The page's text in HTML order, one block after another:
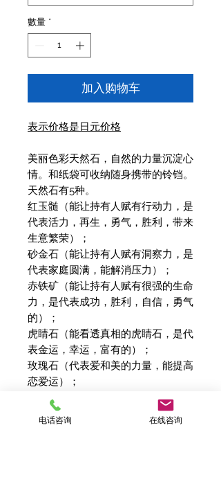
數量 *
加入购物车
表示价格是日元价格
美丽色彩天然石，自然的力量沉淀心
情。和纸袋可收纳随身携带的铃铛。
天然石有5种。
红玉髄（能让持有人赋有行动力，是
代表活力，再生，勇气，胜利，带来
生意繁荣）；
砂金石（能让持有人赋有洞察力，是
代表家庭圆满，能解消压力）；
赤铁矿（能让持有人赋有很强的生命
力，是代表成功，胜利，自信，勇气
的）；
虎睛石（能看透真相的虎睛石，是代
表金运，幸运，富有的）；
玫瑰石（代表爱和美的力量，能提高
恋爱运）；
久乘铃铛充满自然声响，音色各有些
电话咨询 在线咨询